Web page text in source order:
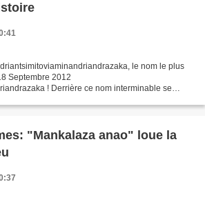
le nom le plus
Septembre 2012
! Derrière ce nom interminable se
"Mankalaza anao" loue la